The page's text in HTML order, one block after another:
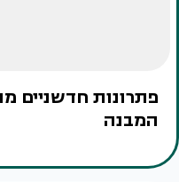
פתרונות חדשניים
המבנה